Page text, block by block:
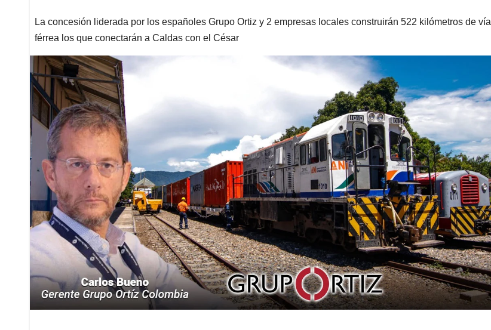
La concesión liderada por los españoles Grupo Ortiz y 2 empresas locales construirán 522 kilómetros de vía
férrea los que conectarán a Caldas con el César